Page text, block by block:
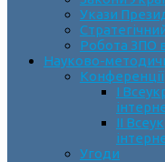
Укази
Робота ЗПО
Науково-
Конференції
І
ІІ
Угоди